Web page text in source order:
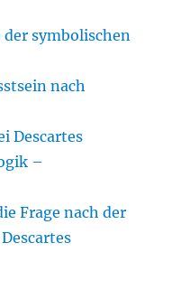
der symbolischen
nach
Descartes
–
Frage nach der